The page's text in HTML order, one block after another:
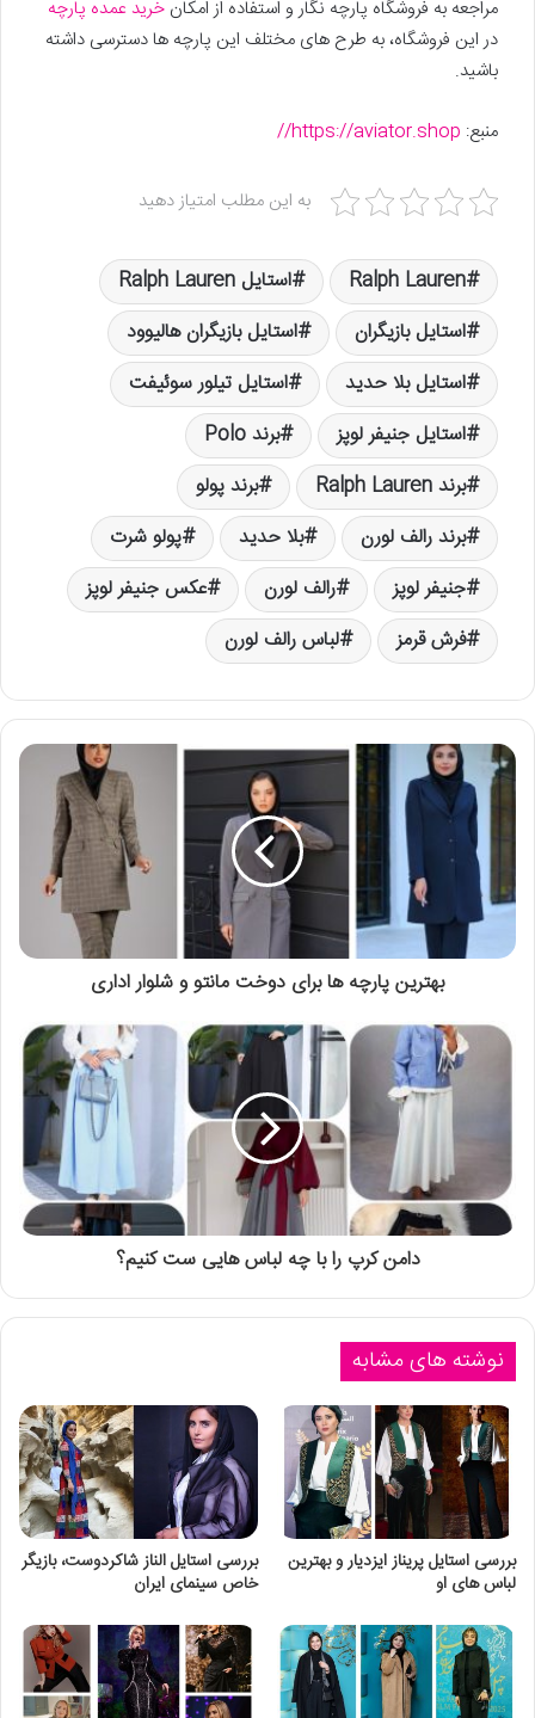
مراجعه به فروشگاه پارچه نگار و استفاده از امکان خرید عمده پارچه
در این فروشگاه، به طرح های مختلف این پارچه ها دسترسی داشته
باشید.
منبع: https://aviator.shop//
به این مطلب امتیاز دهید
Ralph Lauren
استایل Ralph Lauren
استایل بازیگران
استایل بازیگران هالیوود
استایل بلا حدید
استایل تیلور سوئیفت
استایل جنیفر لوپز
برند Polo
برند Ralph Lauren
برند پولو
برند رالف لورن
بلا حدید
پولو شرت
جنیفر لوپز
رالف لورن
عکس جنیفر لوپز
فرش قرمز
لباس رالف لورن
بهترین پارچه ها برای دوخت مانتو و شلوار اداری
دامن کرپ را با چه لباس هایی ست کنیم؟
نوشته های مشابه
بررسی استایل پریناز ایزدیار و بهترین
لباس های او
بررسی استایل الناز شاکردوست، بازیگر
خاص سینمای ایران